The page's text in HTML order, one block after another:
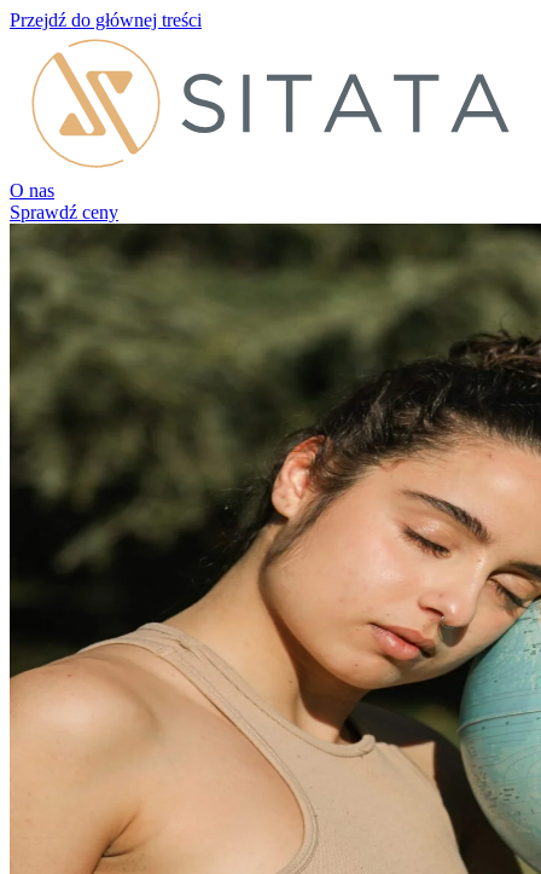
Przejdź do głównej treści
O nas
Sprawdź ceny